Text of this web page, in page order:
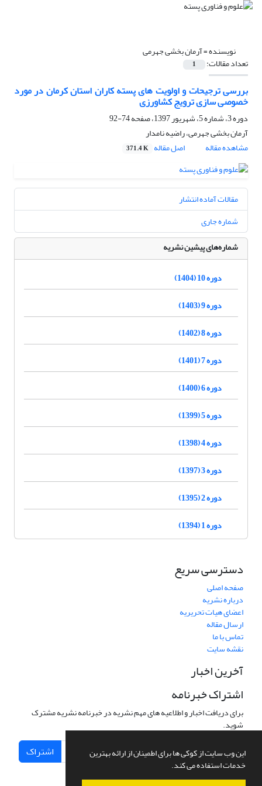
این وب سایت از کوکی ها برای اطمینان از ارائه بهترین
خدمات استفاده می کند.
نویسنده =آرمان بخشی جهرمی
تعداد مقالات: 1
بررسی ترجیحات و اولویت های پسته کاران استان کرمان در مورد
خصوصی سازی ترویج کشاورزی
دوره 3، شماره 5، شهریور 1397، صفحه
74-92
آرمان بخشی جهرمی، راضیه نامدار
مشاهده مقاله
اصل مقاله 371.4 K
مقالات آماده انتشار
شماره جاری
شماره‌های پیشین نشریه
دوره 10 (1404)
دوره 9 (1403)
دوره 8 (1402)
دوره 7 (1401)
دوره 6 (1400)
دوره 5 (1399)
دوره 4 (1398)
دوره 3 (1397)
دوره 2 (1395)
دوره 1 (1394)
دسترسی سریع
صفحه اصلی
درباره نشریه
اعضای هیات تحریریه
ارسال مقاله
تماس با ما
نقشه سایت
آخرین اخبار
اشتراک خبرنامه
برای دریافت اخبار و اطلاعیه های مهم نشریه در خبرنامه نشریه مشترک
شوید.
اشتراک